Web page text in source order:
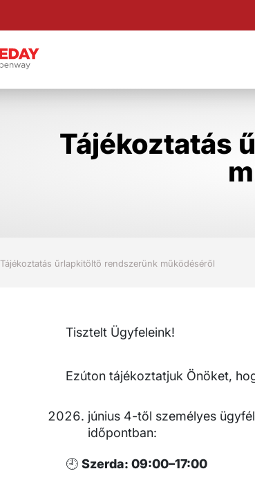
Tájékoztatás
Tájékoztatás űrlapkitöltő rendszerünk működéséről
Tisztelt Ügyfeleink!
Ezúton tájékoztatjuk Önöket,
június 4-től személyes
időpontban:
🕘 Szerda: 09:00–17:00